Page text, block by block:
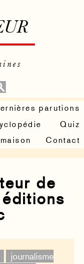
parutions
Quiz
Contact
de
journalisme